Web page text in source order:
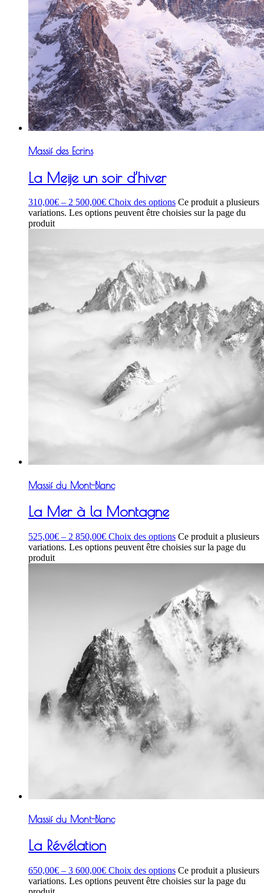
Massif des Ecrins
La Meije un soir d’hiver
310,00€ – 2 500,00€ Choix des options Ce produit a plusieurs
variations. Les options peuvent être choisies sur la page du
produit
Massif du Mont-Blanc
La Mer à la Montagne
525,00€ – 2 850,00€ Choix des options Ce produit a plusieurs
variations. Les options peuvent être choisies sur la page du
produit
Massif du Mont-Blanc
La Révélation
650,00€ – 3 600,00€ Choix des options Ce produit a plusieurs
variations. Les options peuvent être choisies sur la page du